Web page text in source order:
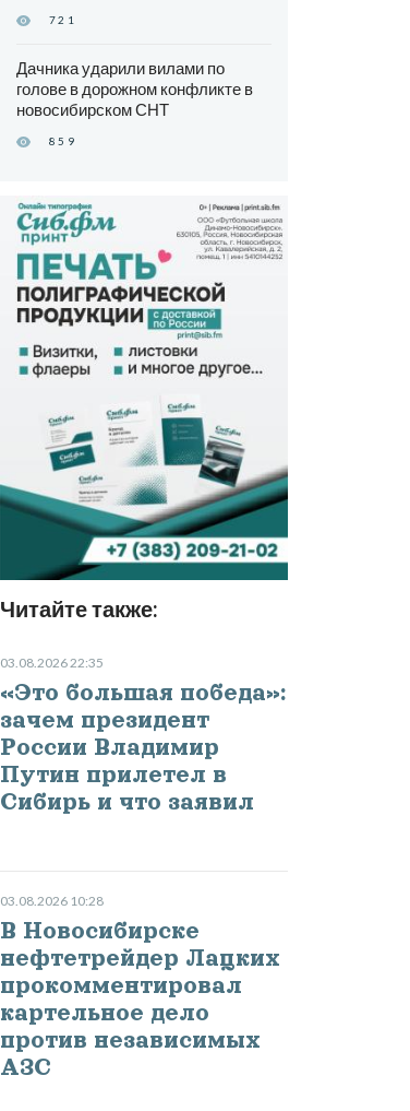
721
Дачника ударили вилами по
голове в дорожном конфликте в
новосибирском СНТ
859
Читайте также:
03.08.2026 22:35
«Это большая победа»:
зачем президент
России Владимир
Путин прилетел в
Сибирь и что заявил
03.08.2026 10:28
В Новосибирске
нефтетрейдер Лацких
прокомментировал
картельное дело
против независимых
АЗС